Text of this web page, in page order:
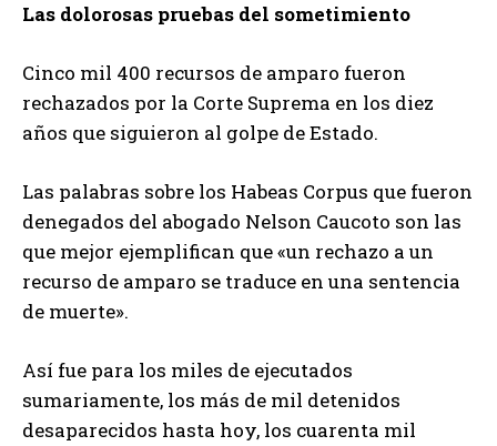
Las dolorosas pruebas del sometimiento
Cinco mil 400 recursos de amparo fueron
rechazados por la Corte Suprema en los diez
años que siguieron al golpe de Estado.
Las palabras sobre los Habeas Corpus que fueron
denegados del abogado Nelson Caucoto son las
que mejor ejemplifican que «un rechazo a un
recurso de amparo se traduce en una sentencia
de muerte».
Así fue para los miles de ejecutados
sumariamente, los más de mil detenidos
desaparecidos hasta hoy, los cuarenta mil